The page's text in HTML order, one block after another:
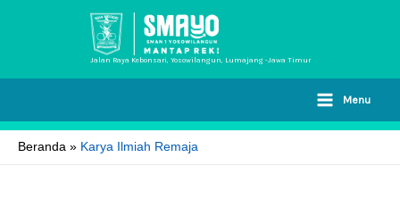
Jalan Raya Kebonsari, Yosowilangun, Lumajang -Jawa Timur
Menu
Beranda Karya Ilmiah Remaja